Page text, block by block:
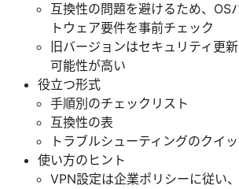
互換性の問題を避けるため、OS
トウェア要件を事前チェック
旧バージョンはセキュリティ更
可能性が高い
役立つ形式
手順別のチェックリスト
互換性の表
トラブルシューティングのクイ
使い方のヒント
VPN設定は企業ポリシーに従い